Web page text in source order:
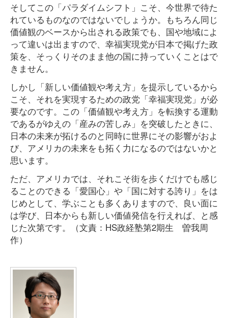
そしてこの「パラダイムシフト」こそ、今世界で待た
れているものなのではないでしょうか。もちろん同じ
価値観のベースから出される政策でも、国や地域によ
って違いは出ますので、幸福実現党が日本で掲げた政
策を、そっくりそのまま他の国に持っていくことはで
きません。
しかし「新しい価値観や考え方」を提示しているから
こそ、それを実現するための政党「幸福実現党」が必
要なのです。この「価値観や考え方」を転換する運動
であるがゆえの「産みの苦しみ」を突破したときに、
日本の未来が拓けるのと同時に世界にその影響がおよ
び、アメリカの未来をも拓く力になるのではないかと
思います。
ただ、アメリカでは、それこそ街を歩くだけでも感じ
ることのできる「愛国心」や「国に対する誇り」をは
じめとして、学ぶことも多くありますので、良い面に
は学び、日本からも新しい価値発信を行えれば、と感
じた次第です。（文責：HS政経塾第2期生 曽我周
作）